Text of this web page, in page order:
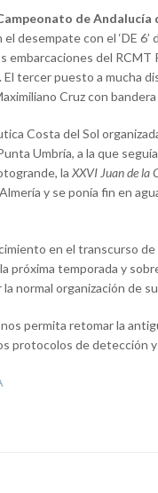
de Andalucía
desempate con el ‘DE
embarcaciones del
tercer puesto a mucha
Cruz con
Costa del Sol
Umbría, a la que
la XXVI Juan de la
y se ponía fin en
en el transcurso
próxima temporada y
normal organización de
permita retomar la
protocolos de detección